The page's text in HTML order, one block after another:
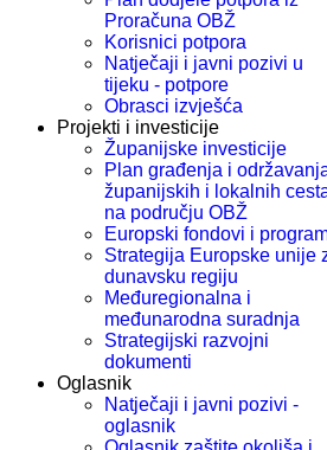
Proračuna OBŽ
Korisnici potpora
Natječaji i javni pozivi u
tijeku - potpore
Obrasci izvješća
Projekti i investicije
Županijske investicije
Plan građenja i
županijskih i lokalnih
na području OBŽ
Europski fondovi i
Strategija Europske unije
dunavsku regiju
Međuregionalna i
međunarodna suradnja
Strategijski razvojni
dokumenti
Oglasnik
Natječaji i javni pozivi -
oglasnik